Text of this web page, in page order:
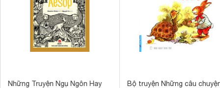
Những Truyện Ngụ Ngôn Hay
Bộ truyện Những câu